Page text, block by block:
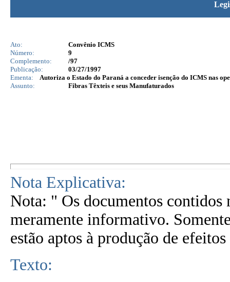
Ato:
Convênio ICMS
Número:
9
Complemento:
/97
Publicação:
03/27/1997
Ementa:
Autoriza o Estado do Paraná a conceder isenção do ICMS nas
Assunto:
Fibras Têxteis e seus Manufaturados
Nota Explicativa:
Nota: " Os documentos contidos
meramente informativo.
estão aptos à produção de
Texto: